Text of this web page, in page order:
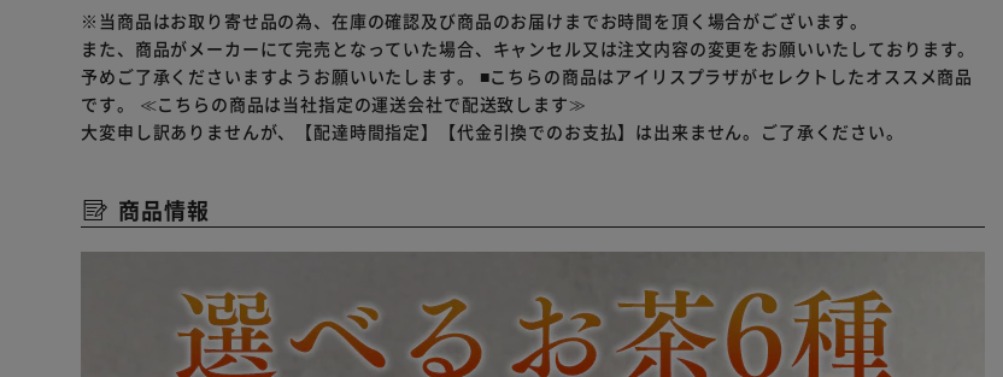
※当商品はお取り寄せ品の為、在庫の確認及び商品のお届けまでお時間を頂く場合がございます。
また、商品がメーカーにて完売となっていた場合、キャンセル又は注文内容の変更をお願いいたしております。
予めご了承くださいますようお願いいたします。 ■こちらの商品はアイリスプラザがセレクトしたオススメ商品
です。 ≪こちらの商品は当社指定の運送会社で配送致します≫
大変申し訳ありませんが、【配達時間指定】【代金引換でのお支払】は出来ません。ご了承ください。
商品情報